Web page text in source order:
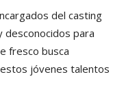
del casting
desconocidos para
fresco busca
jóvenes talentos